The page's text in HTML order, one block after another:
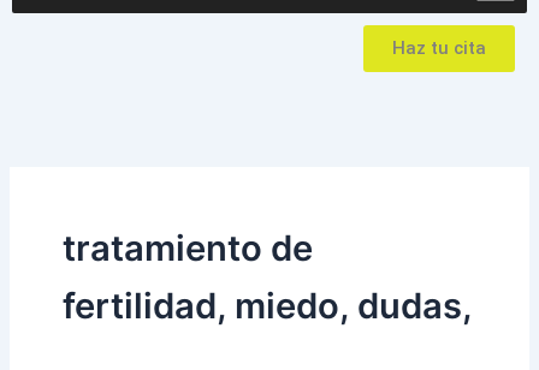
Haz tu cita
tratamiento de
fertilidad, miedo, dudas,